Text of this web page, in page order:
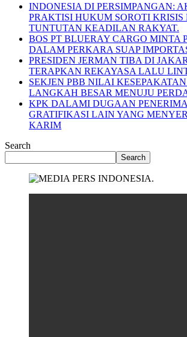
INDONESIA DI PERSIMPANGAN:
PRAKTISI HUKUM SOROTI
TUNTUTAN KEADILAN RAKYAT.
BOS PT BLUERAY CARGO MINTA
DALAM PERKARA SUAP
PRESIDEN JERMAN TIBA DI
TERAPKAN REKAYASA LALU
SEKJEN PBB NILAI
LANGKAH BESAR MENUJU
KPK DALAMI DUGAAN
GRATIFIKASI LAIN YANG
KARIM
Search
Search